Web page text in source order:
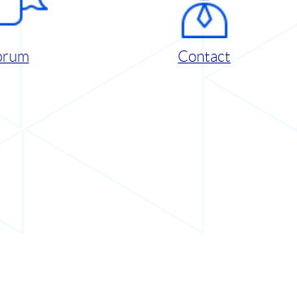
Contact